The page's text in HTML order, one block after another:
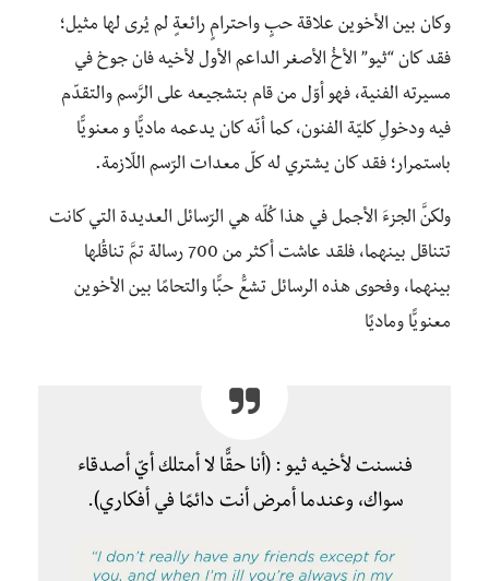
وكان بين الأخوين علاقة حبٍ واحترامٍ رائعةٍ لم يُرى لها مثيل؛
فقد كان “ثيو” الأخُ الأصغر الداعم الأول لأخيه فان جوخ في
مسيرته الفنية، فهو أوّل من قام بتشجيعه على الرَّسم والتقدّم
فيه ودخولِ كليّة الفنون، كما أنّه كان يدعمه ماديًّا و معنويًّا
باستمرار؛ فقد كان يشتري له كلّ معدات الرّسم اللّازمة.
ولكنَّ الجزءَ الأجمل في هذا كُلّه هي الرّسائل العديدة التي كانت
تتناقل بينهما، فلقد عاشت أكثر من 700 رسالة تمَّ تناقُلها
بينهما، وفحوى هذه الرسائل تشعُّ حبًّا والتحامًا بين الأخوين
معنويًّا وماديًا
فنسنت لأخيه ثيو : (أنا حقًّا لا أمتلك أيّ أصدقاء
سواك، وعندما أمرض أنت دائمًا في أفكاري).